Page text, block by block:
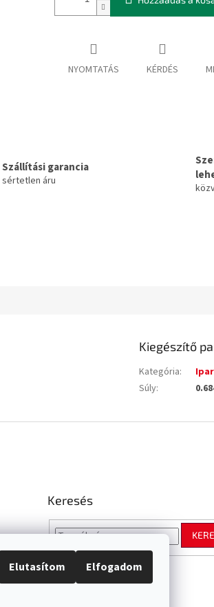
Elutasítom Elfogadom
NYOMTATÁS KÉRDÉS
Szállítási garancia
sértetlen áru
Kiegészítő
Kategória:
Súly:
Keresés